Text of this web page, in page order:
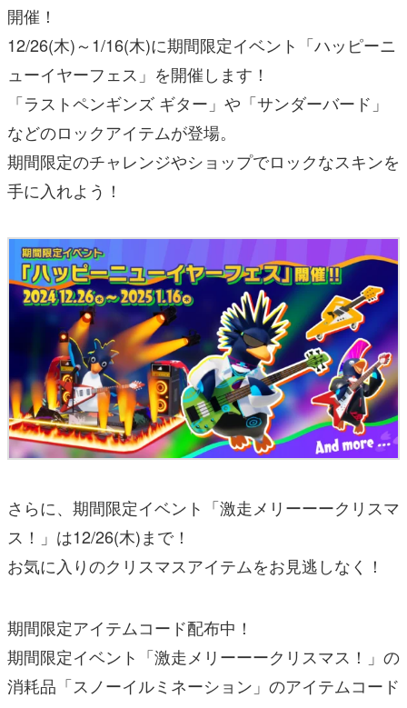
開催！
12/26(木)～1/16(木)に期間限定イベント「ハッピーニ
ューイヤーフェス」を開催します！
「ラストペンギンズ ギター」や「サンダーバード」
などのロックアイテムが登場。
期間限定のチャレンジやショップでロックなスキンを
手に入れよう！
さらに、期間限定イベント「激走メリーーークリスマ
ス！」は12/26(木)まで！
お気に入りのクリスマスアイテムをお見逃しなく！
期間限定アイテムコード配布中！
期間限定イベント「激走メリーーークリスマス！」の
消耗品「スノーイルミネーション」のアイテムコード